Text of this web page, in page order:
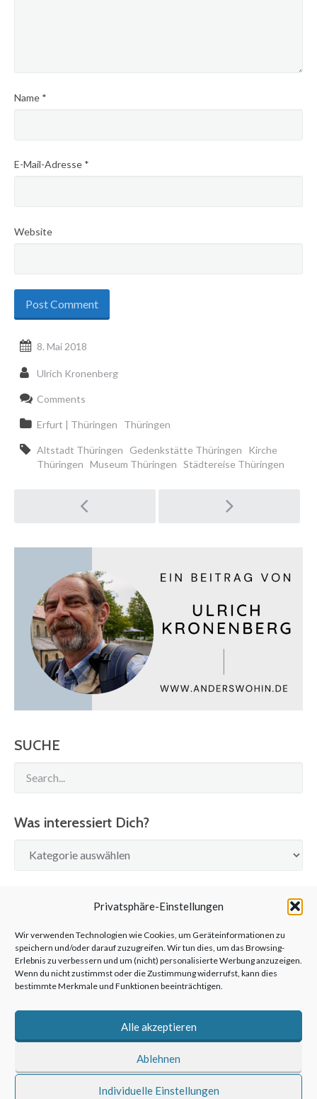
Privatsphäre-Einstellungen
Wir verwenden Technologien wie Cookies, um Geräteinformationen zu
speichern und/oder darauf zuzugreifen. Wir tun dies, um das Browsing-
Erlebnis zu verbessern und um (nicht) personalisierte Werbung anzuzeigen.
Wenn du nicht zustimmst oder die Zustimmung widerrufst, kann dies
bestimmte Merkmale und Funktionen beeinträchtigen.
Alle akzeptieren
Ablehnen
Individuelle Einstellungen
Name *
E-Mail-Adresse *
Website
8. Mai 2018
Ulrich Kronenberg
Comments
Erfurt | Thüringen Thüringen
Altstadt Thüringen Gedenkstätte Thüringen
Kirche
Thüringen Museum Thüringen Städtereise Thüringen
Post
navigation
SUCHE
Was interessiert Dich?
interessiert